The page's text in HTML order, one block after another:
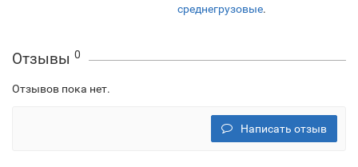
среднегрузовые.
Отзывы 0
Отзывов пока нет.
Написать отзыв